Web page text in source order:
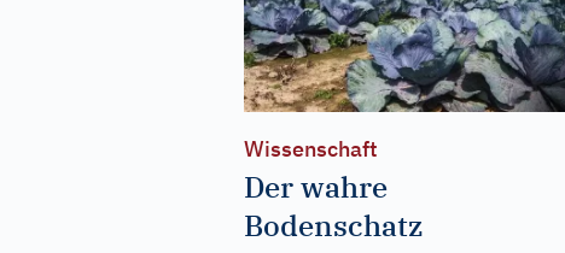
Wissenschaft
Der wahre
Bodenschatz